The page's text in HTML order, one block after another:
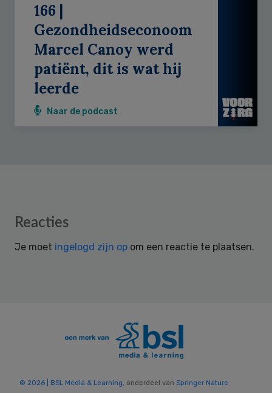
166 |
Gezondheidseconoom
Marcel Canoy werd
patiënt, dit is wat hij
leerde
Naar de podcast
Reader
Reacties
Je moet ingelogd zijn op om een reactie te plaatsen.
© 2026 | BSL Media & Learning, onderdeel van Springer Nature